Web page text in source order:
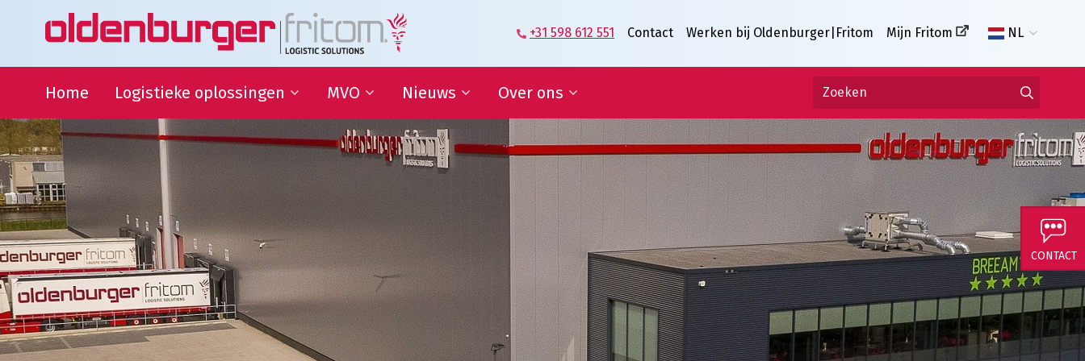
+31 598 612 551 Contact Werken bij Oldenburger|Fritom Mijn Fritom NL
Home Logistieke oplossingen
Transport
Warehousing
Supply Chain Management
Logistieke oplossingen
MVO
Duurzame
Ontwikkelingsdoelen
QHSE
Samenwerking onderwijs
Sportsponsoring en
partnerships
Goede doelen
Nieuws
Blog | Shaping the Future of
Logistics
Nieuwsbrief
In de media
Nieuws
Over ons
Directie en Management
Kennisorganisatie
Onze medewerkers
Partners over ons
Onze geschiedenis
Predicaat Hofleverancier
Awards Oldenburger|Fritom
Certificeringen
CONTACT